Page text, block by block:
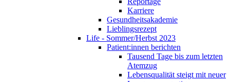
Karriere
Gesundheitsakademie
Lieblingsrezept
Life - Sommer/Herbst 2023
Patient:innen berichten
Tausend Tage bis zum letzten
Atemzug
Lebensqualität steigt mit neuer